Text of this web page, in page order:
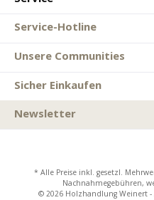
Service-Hotline
Unsere Communities
Sicher Einkaufen
Newsletter
* Alle Preise inkl. gesetzl.
Nachnahmegebühren,
© 2026 Holzhandlung Weinert